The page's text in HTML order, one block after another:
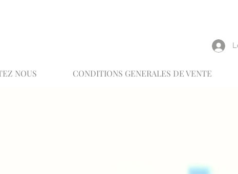
NOUS CONDITIONS GENERALES DE VENTE